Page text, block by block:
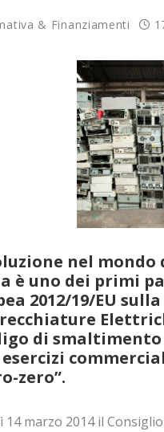
& Finanziamenti
nel mondo
è uno dei primi
2012/19/EU
di
zero”.
14 marzo 2014 il